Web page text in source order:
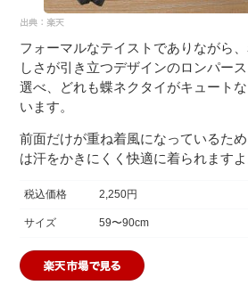
フォーマルなテイストでありながら
しさが引き立つデザインのロンパー
選べ、どれも蝶ネクタイがキュート
います。
前面だけが重ね着風になっているた
は汗をかきにくく快適に着られますよ
税込価格 2,250円
サイズ 59〜90cm